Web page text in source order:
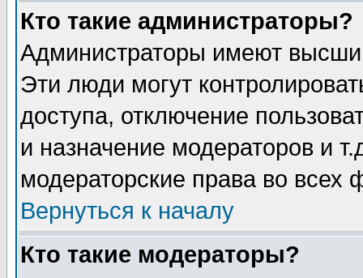
Кто такие администраторы?
Администраторы имеют
Эти люди могут
доступа, отключение
и назначение модераторов и
модераторские права во всех
Вернуться к началу
Кто такие модераторы?